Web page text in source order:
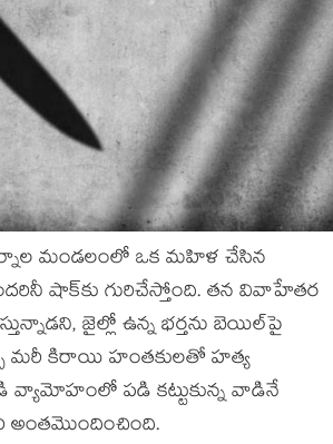
మండలంలో ఒక మహిళ చేసిన
షాక్‌కు గురిచేస్తోంది. తన వివాహేతర
జైల్లో ఉన్న భర్తను బెయిల్‌పై
మరీ కిరాయి హంతకులతో హత్య
పడి కట్టుకున్న వాడినే